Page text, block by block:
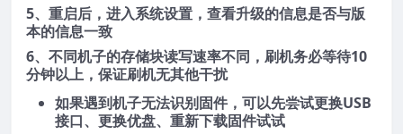
5、重启后，进入系统设置，查看升级的信息是否与版
本的信息一致
6、不同机子的存储块读写速率不同，刷机务必等待10
分钟以上，保证刷机无其他干扰
如果遇到机子无法识别固件，可以先尝试更换USB
接口、更换优盘、重新下载固件试试